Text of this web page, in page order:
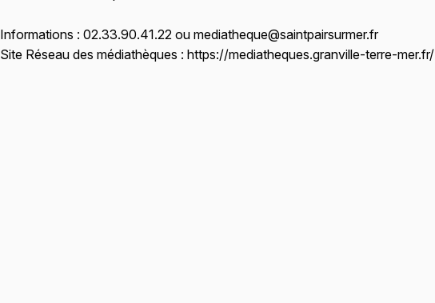
Informations : 02.33.90.41.22 ou mediatheque@saintpairsurmer.fr
Site Réseau des médiathèques : https://mediatheques.granville-terre-mer.fr/